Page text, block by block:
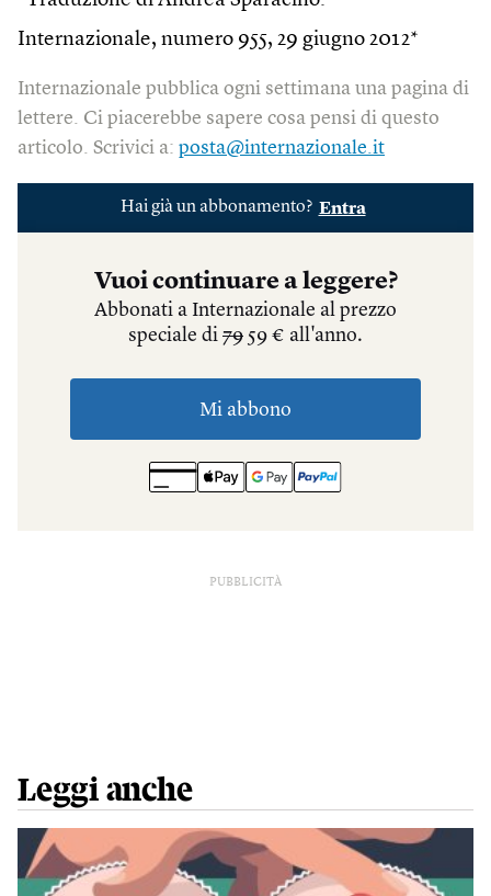
Internazionale, numero 955, 29 giugno 2012*
Internazionale pubblica ogni settimana una pagina di
lettere. Ci piacerebbe sapere cosa pensi di questo
articolo. Scrivici a: posta@internazionale.it
PUBBLICITÀ
Leggi anche